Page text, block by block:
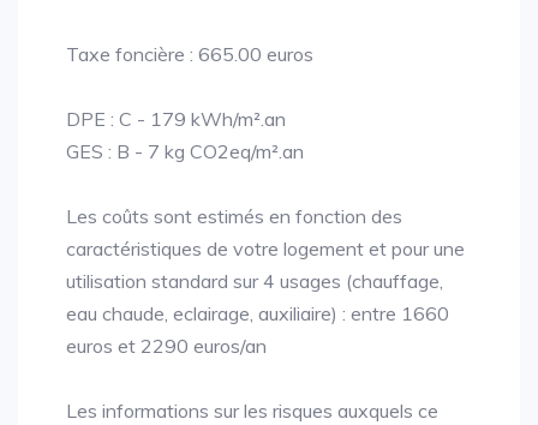
Taxe foncière : 665.00 euros
DPE : C - 179 kWh/m².an
GES : B - 7 kg CO2eq/m².an
Les coûts sont estimés en fonction des
caractéristiques de votre logement et pour une
utilisation standard sur 4 usages (chauffage,
eau chaude, eclairage, auxiliaire) : entre 1660
euros et 2290 euros/an
Les informations sur les risques auxquels ce